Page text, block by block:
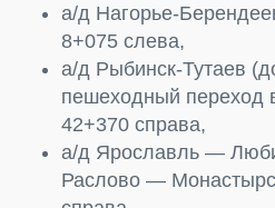
а/д Нагорье-
8+075 слева,
а/д Рыбинск-Тутаев
пешеходный переход
42+370 справа,
а/д Ярославль —
Раслово —